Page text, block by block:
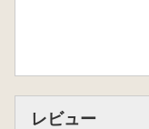
レビュー